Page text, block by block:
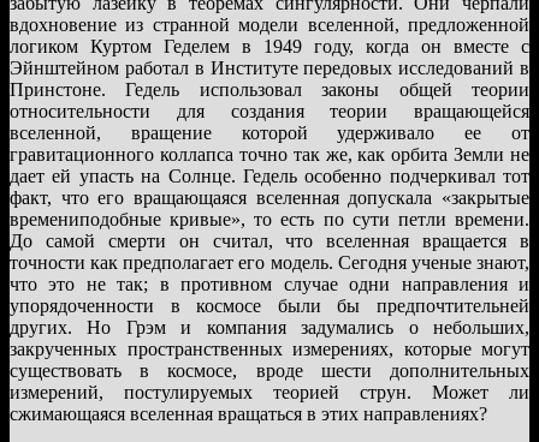
вдохновение из странной модели вселенной, предложенной
логиком Куртом Геделем в 1949 году, когда он вместе с
Эйнштейном работал в Институте передовых исследований в
Принстоне. Гедель использовал законы общей теории
относительности для создания теории вращающейся
вселенной, вращение которой удерживало ее от
гравитационного коллапса точно так же, как орбита Земли не
дает ей упасть на Солнце. Гедель особенно подчеркивал тот
факт, что его вращающаяся вселенная допускала «закрытые
времениподобные кривые», то есть по сути петли времени.
До самой смерти он считал, что вселенная вращается в
точности как предполагает его модель. Сегодня ученые знают,
что это не так; в противном случае одни направления и
упорядоченности в космосе были бы предпочтительней
других. Но Грэм и компания задумались о небольших,
закрученных пространственных измерениях, которые могут
существовать в космосе, вроде шести дополнительных
измерений, постулируемых теорией струн. Может ли
сжимающаяся вселенная вращаться в этих направлениях?